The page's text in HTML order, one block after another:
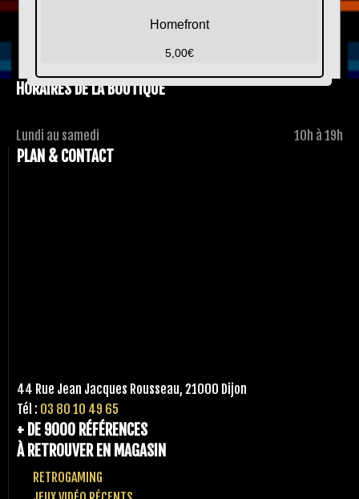
Homefront
5,00€
HORAIRES DE LA BOUTIQUE
Lundi au samedi 10h à 19h
PLAN & CONTACT
44 Rue Jean Jacques Rousseau, 21000 Dijon
Tél : 03 80 10 49 65
+ DE 9000 RÉFÉRENCES
À RETROUVER EN MAGASIN
RETROGAMING